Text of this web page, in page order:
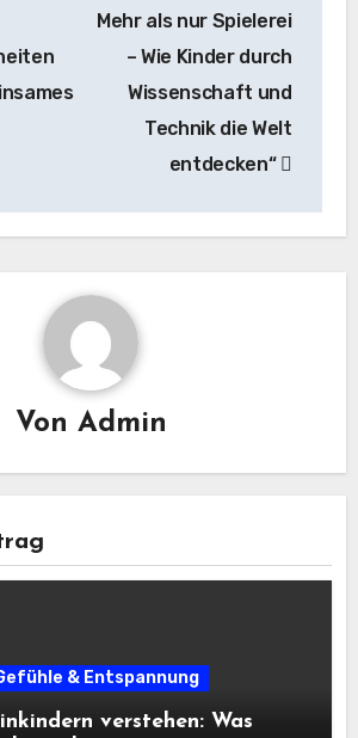
Mehr als nur Spielerei
– Wie Kinder durch
Wissenschaft und
Technik die Welt
entdecken“
Von Admin
& Entspannung
verstehen: Was